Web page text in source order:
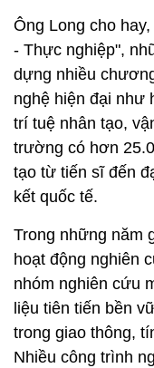
Ông Long cho
- Thực nghiệp",
dựng nhiều
nghệ hiện đại như
trí tuệ nhân tạo,
trường có hơn
tạo từ tiến sĩ đến
kết quốc tế.
Trong những năm
hoạt động nghiên
nhóm nghiên cứu
liệu tiên tiến bền
trong giao thông,
Nhiều công trình